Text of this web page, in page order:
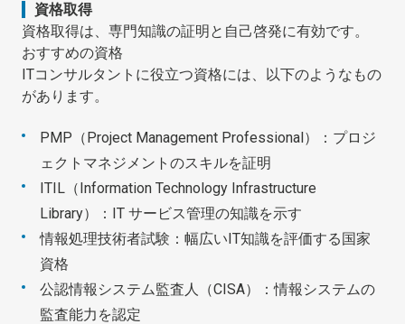
資格取得
資格取得は、専門知識の証明と自己啓発に有効です。
おすすめの資格
ITコンサルタントに役立つ資格には、以下のようなもの
があります。
PMP（Project Management Professional）：プロジ
ェクトマネジメントのスキルを証明
ITIL（Information Technology Infrastructure
Library）：IT サービス管理の知識を示す
情報処理技術者試験：幅広いIT知識を評価する国家
資格
公認情報システム監査人（CISA）：情報システムの
監査能力を認定